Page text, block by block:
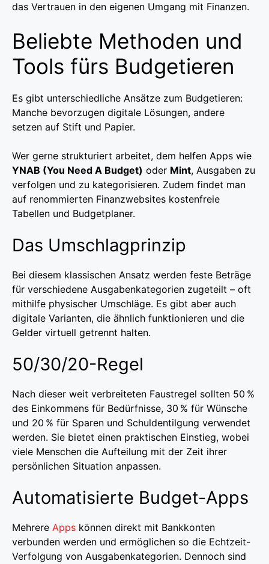
das Vertrauen in den eigenen Umgang mit Finanzen.
Beliebte Methoden und
Tools fürs Budgetieren
Es gibt unterschiedliche Ansätze zum Budgetieren:
Manche bevorzugen digitale Lösungen, andere
setzen auf Stift und Papier.
Wer gerne strukturiert arbeitet, dem helfen Apps wie
YNAB (You Need A Budget) oder Mint, Ausgaben zu
verfolgen und zu kategorisieren. Zudem findet man
auf renommierten Finanzwebsites kostenfreie
Tabellen und Budgetplaner.
Das Umschlagprinzip
Bei diesem klassischen Ansatz werden feste Beträge
für verschiedene Ausgabenkategorien zugeteilt – oft
mithilfe physischer Umschläge. Es gibt aber auch
digitale Varianten, die ähnlich funktionieren und die
Gelder virtuell getrennt halten.
50/30/20-Regel
Nach dieser weit verbreiteten Faustregel sollten 50 %
des Einkommens für Bedürfnisse, 30 % für Wünsche
und 20 % für Sparen und Schuldentilgung verwendet
werden. Sie bietet einen praktischen Einstieg, wobei
viele Menschen die Aufteilung mit der Zeit ihrer
persönlichen Situation anpassen.
Automatisierte Budget-Apps
Mehrere Apps können direkt mit Bankkonten
verbunden werden und ermöglichen so die Echtzeit-
Verfolgung von Ausgabenkategorien. Dennoch sind